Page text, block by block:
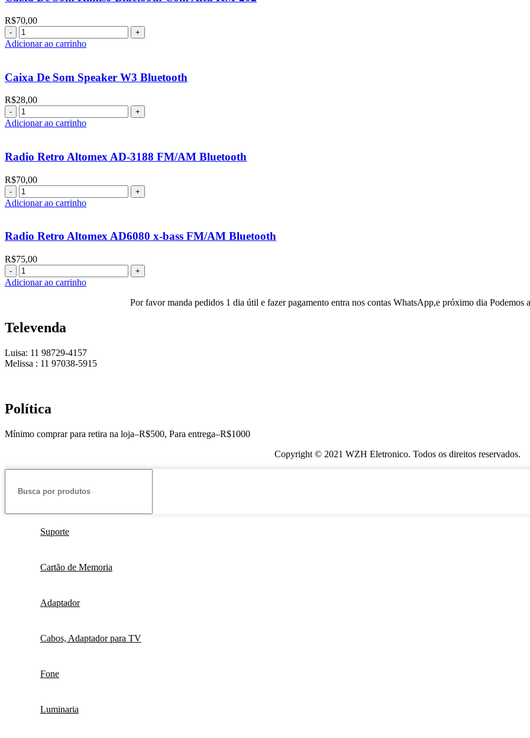
Com
Alca
KM-
201
quantidade
R$70,00
Caixa
De
Bluetooth
Com
Alca
KM-
202
quantidade
Adicionar ao carrinho
Caixa De Som Speaker W3 Bluetooth
R$28,00
Caixa
De
W3
Bluetooth
Adicionar ao carrinho
Radio Retro Altomex AD-3188 FM/AM Bluetooth
R$70,00
Radio
Retro
3188
FM/AM
Bluetooth
quantidade
Adicionar ao carrinho
Radio Retro Altomex AD6080 x-bass FM/AM Bluetooth
R$75,00
Radio
Retro
bass
FM/AM
quantidade
Adicionar ao carrinho
Por favor manda pedidos 1 dia útil e fazer pagamento entra nos contas WhatsApp,e próximo dia Podemos
Televenda
Luisa: 11 98729-4157
Melissa : 11 97038-5915
Política
Mínimo comprar para retira na loja–R$500, Para entrega–R$1000
Copyright © 2021 WZH Eletronico. Todos os direitos reservados.
Suporte
Cartão de Memoria
Adaptador
Cabos, Adaptador para TV
Fone
Luminaria